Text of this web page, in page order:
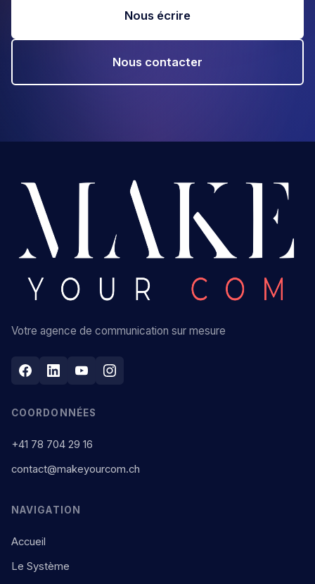
Nous écrire
Nous contacter
Votre agence de communication sur mesure
COORDONNÉES
+41 78 704 29 16
contact@makeyourcom.ch
NAVIGATION
Accueil
Le Système